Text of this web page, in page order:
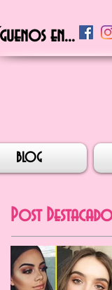
en...
BLOG
Post